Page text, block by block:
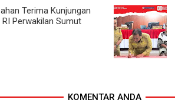
Terima Kunjungan
Perwakilan Sumut
KOMENTAR ANDA